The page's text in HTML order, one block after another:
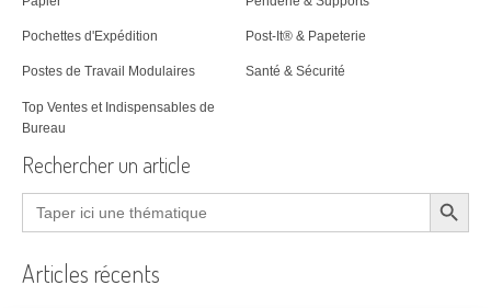
Pochettes d'Expédition Post-It® & Papeterie
Postes de Travail Modulaires Santé & Sécurité
Top Ventes et Indispensables de
Bureau
Rechercher un article
Search
for:
Search Button
Articles récents